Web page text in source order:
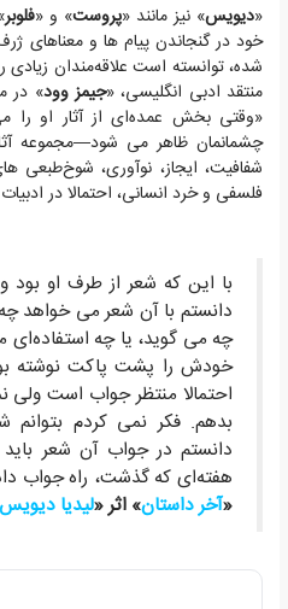
«دیویس» نیز مانند «پروست» و «فلوبر
خود در گنجاندن پیام ها و معناهای
شده، توانسته است علاقه‌مندان زیادی
منتقد ادبی انگلیسی، «جیمز وود» در
«وقتی بخش عمده‌ای از آثار او را
چشمانمان ظاهر می شود—مجموعه
شفافیت، ایجاز، نوآوری، شوخ‌طبعی
فلسفی و خرد انسانی، احتمالا در
با این که شعر از طرف او
دانستم با آن شعر می خواهد
چه می گوید، یا چه استفاده‌ای
خودش را پشت پاکت نوشته
احتمالا منتظر جواب است
بدهم. فکر نمی کردم بتوانم
دانستم در جواب آن شعر
هفته‌ای که گذشت، راه جواب
«آخر داستان» اثر «لیدیا دیویس